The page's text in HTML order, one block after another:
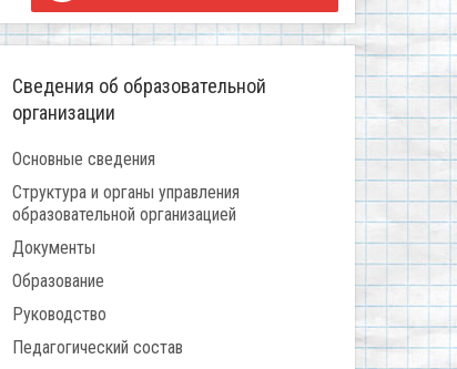
Сведения об образовательной
организации
Основные сведения
Структура и органы управления
образовательной организацией
Документы
Образование
Руководство
Педагогический состав